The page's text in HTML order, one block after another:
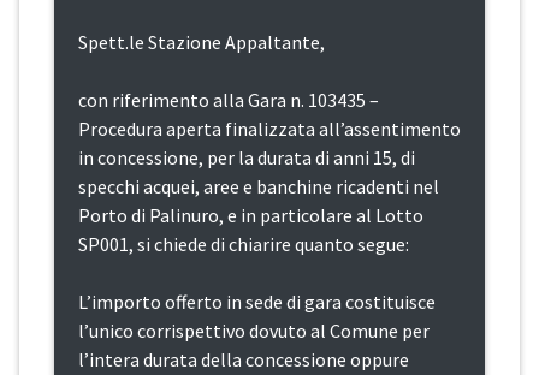
Spett.le Stazione Appaltante,
con riferimento alla Gara n. 103435 –
Procedura aperta finalizzata all’assentimento
in concessione, per la durata di anni 15, di
specchi acquei, aree e banchine ricadenti nel
Porto di Palinuro, e in particolare al Lotto
SP001, si chiede di chiarire quanto segue:
L’importo offerto in sede di gara costituisce
l’unico corrispettivo dovuto al Comune per
l’intera durata della concessione oppure